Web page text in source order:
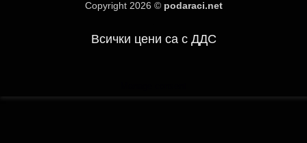
Copyright 2026 © podaraci.net
Всички цени са с ДДС